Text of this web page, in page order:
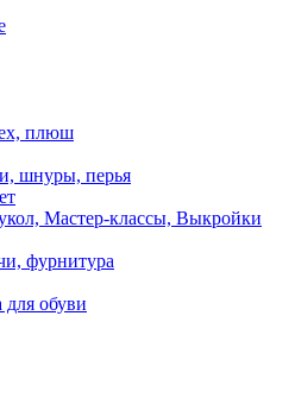
плюш
шнуры, перья
Мастер-классы, Выкройки
фурнитура
обуви